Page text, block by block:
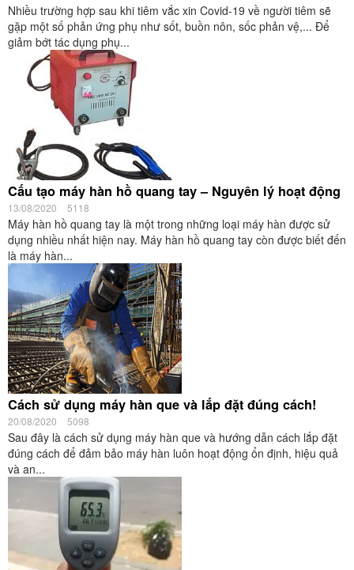
Nhiều trường hợp sau khi tiêm vắc xin Covid-19 về người tiêm sẽ
gặp một số phản ứng phụ như sốt, buồn nôn, sốc phản vệ,... Để
giảm bớt tác dụng phụ...
Cấu tạo máy hàn hồ quang tay – Nguyên lý hoạt động
13/08/2020 5118
Máy hàn hồ quang tay là một trong những loại máy hàn được sử
dụng nhiều nhất hiện nay. Máy hàn hồ quang tay còn được biết đến
là máy hàn...
Cách sử dụng máy hàn que và lắp đặt đúng cách!
20/08/2020 5098
Sau đây là cách sử dụng máy hàn que và hướng dẫn cách lắp đặt
đúng cách để đảm bảo máy hàn luôn hoạt động ổn định, hiệu quả
và an...